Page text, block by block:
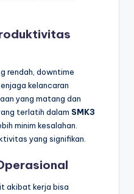
rendah, downtime
kelancaran
yang matang dan
terlatih dalam SMK3
minim kesalahan.
yang signifikan.
akibat kerja bisa